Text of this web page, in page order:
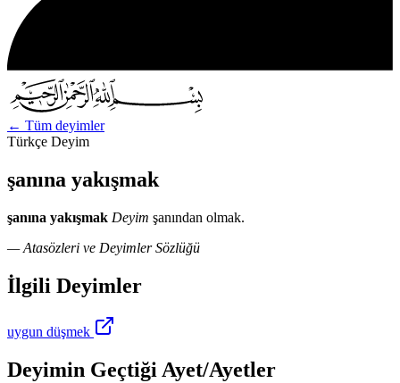
← Tüm deyimler
Türkçe Deyim
şanına yakışmak
şanına yakışmak Deyim şanından olmak.
— Atasözleri ve Deyimler Sözlüğü
İlgili Deyimler
uygun düşmek
Deyimin Geçtiği Ayet/Ayetler